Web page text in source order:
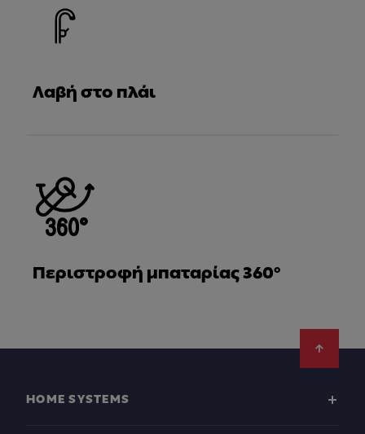
Λαβή στο πλάι
Περιστροφή μπαταρίας 360°
HOME SYSTEMS